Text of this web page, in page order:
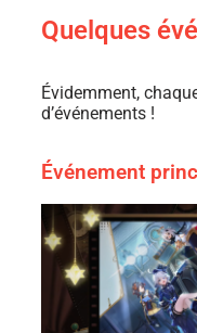
Quelques
Évidemment,
d’événements !
Événement